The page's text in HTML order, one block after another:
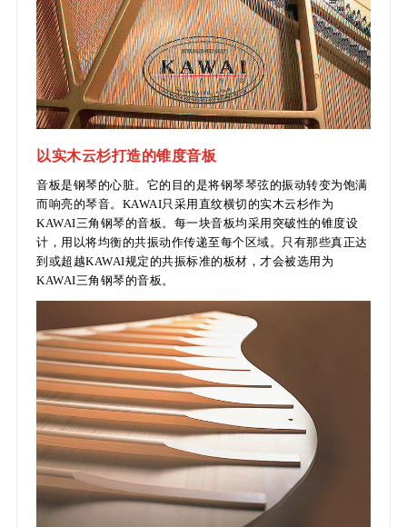
以实木云杉打造的锥度音板
音板是钢琴的心脏。它的目的是将钢琴琴弦的振动转变为饱满
而响亮的琴音。KAWAI只采用直纹横切的实木云杉作为
KAWAI三角钢琴的音板。每一块音板均采用突破性的锥度设
计，用以将均衡的共振动作传递至每个区域。只有那些真正达
到或超越KAWAI规定的共振标准的板材，才会被选用为
KAWAI三角钢琴的音板。